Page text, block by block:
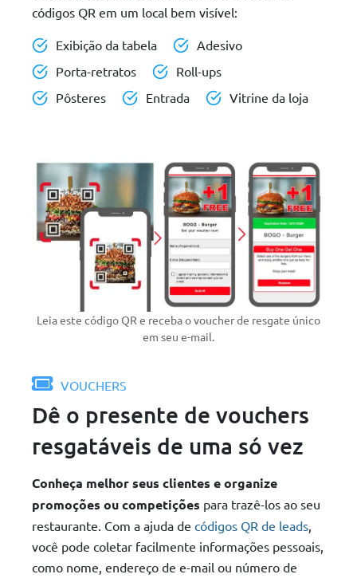
códigos QR em um local bem visível:
Exibição da tabela
Adesivo
Porta-retratos
Roll-ups
Pôsteres
Entrada Vitrine da loja
VOUCHERS
Dê o presente de vouchers
resgatáveis de uma só vez
Conheça melhor seus clientes e organize
promoções ou competições para trazê-los ao seu
restaurante. Com a ajuda de códigos QR de leads,
você pode coletar facilmente informações pessoais,
como nome, endereço de e-mail ou número de
Leia este código QR e receba o voucher de resgate único
em seu e-mail.